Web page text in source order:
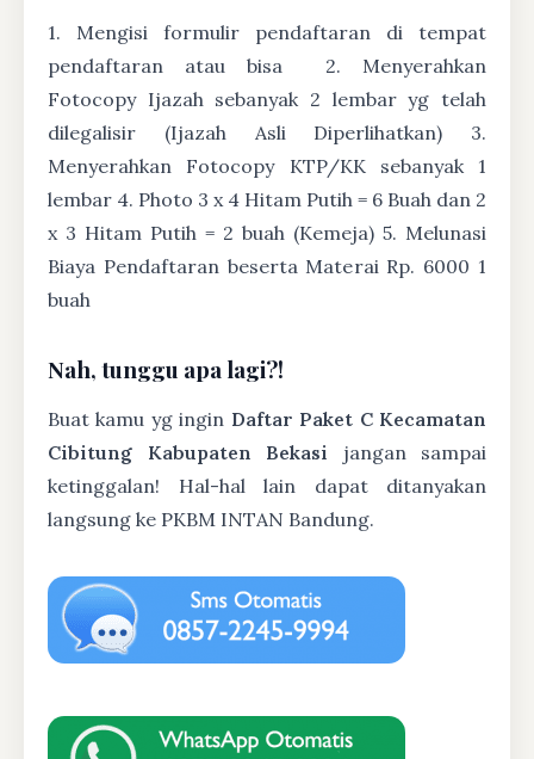
1. Mengisi formulir pendaftaran di tempat
pendaftaran atau bisa
2. Menyerahkan
Fotocopy Ijazah sebanyak 2 lembar yg telah
dilegalisir (Ijazah Asli Diperlihatkan) 3.
Menyerahkan Fotocopy KTP/KK sebanyak 1
lembar 4. Photo 3 x 4 Hitam Putih = 6 Buah dan 2
x 3 Hitam Putih = 2 buah (Kemeja) 5. Melunasi
Biaya Pendaftaran beserta Materai Rp. 6000 1
buah
Nah, tunggu apa lagi?!
Buat kamu yg ingin Daftar Paket C Kecamatan
Cibitung Kabupaten Bekasi jangan sampai
ketinggalan! Hal-hal lain dapat ditanyakan
langsung ke PKBM INTAN Bandung.